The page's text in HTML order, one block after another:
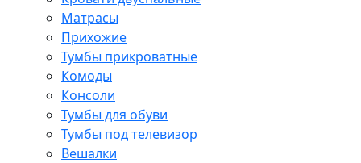
Матрасы
Прихожие
Тумбы прикроватные
Комоды
Консоли
Тумбы для обуви
Тумбы под телевизор
Вешалки